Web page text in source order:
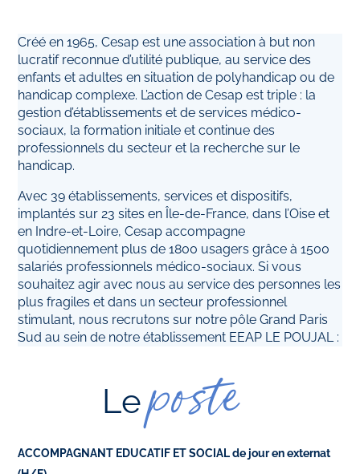
Créé en 1965, Cesap est une association à but non
lucratif reconnue d’utilité publique, au service des
enfants et adultes en situation de polyhandicap ou de
handicap complexe. L’action de Cesap est triple : la
gestion d’établissements et de services médico-
sociaux, la formation initiale et continue des
professionnels du secteur et la recherche sur le
handicap.
Avec 39 établissements, services et dispositifs,
implantés sur 23 sites en Île-de-France, dans l’Oise et
en Indre-et-Loire, Cesap accompagne
quotidiennement plus de 1800 usagers grâce à 1500
salariés professionnels médico-sociaux. Si vous
souhaitez agir avec nous au service des personnes les
plus fragiles et dans un secteur professionnel
stimulant, nous recrutons sur notre pôle Grand Paris
Sud au sein de notre établissement EEAP LE POUJAL :
Leposte
ACCOMPAGNANT EDUCATIF ET SOCIAL de jour en externat